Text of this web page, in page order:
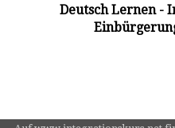
Deutsch Lernen -